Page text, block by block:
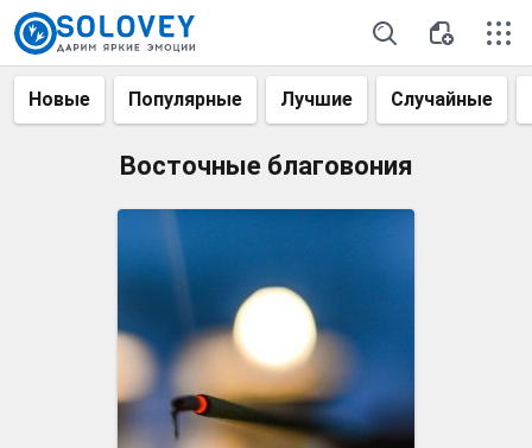
Новые Популярные Лучшие Случайные
Восточные благовония